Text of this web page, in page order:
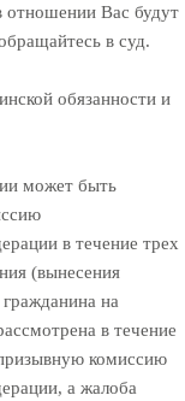
отношении Вас будут
в суд.
обязанности и
может быть
в течение трех
(вынесения
на
в течение
комиссию
а жалоба